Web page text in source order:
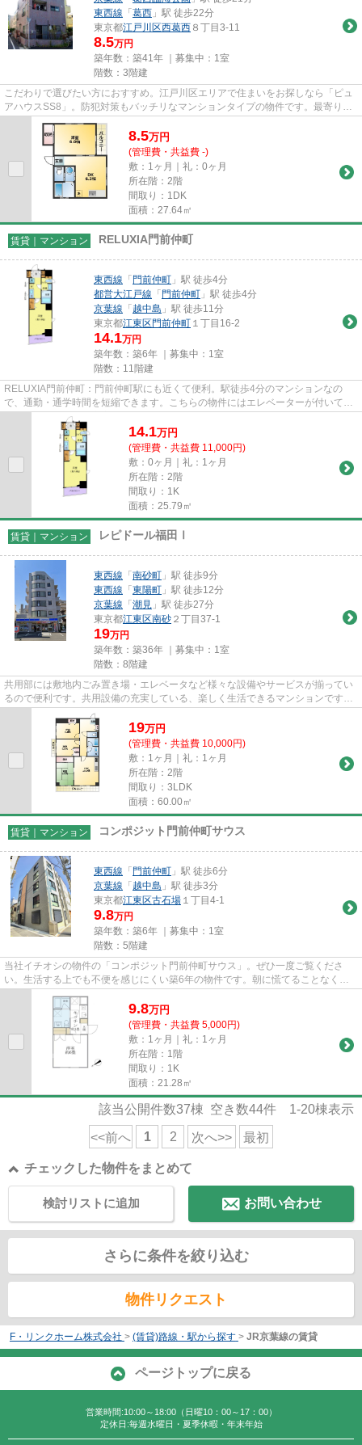
東西線 「 葛西 」駅 徒歩22分
東京都江戸川区西葛西 ８丁目3-11
8.5万円
築年数：築41年 ｜募集中： 1室
階数：3階建
こだわりで選びたい方におすすめ。江戸川区エリアで住まいをお探しなら「ピュ
アハウスSS8」。防犯対策もバッチリなマンションタイプの物件です。最寄りの
駅まで徒歩11分の物件です。築...
8.5万円
(管理費・共益費 -)
敷：1ヶ月｜礼：0ヶ月
所在階：2階
間取り：1DK
面積：27.64㎡
賃貸｜マンション RELUXIA門前仲町
東西線 「 門前仲町 」駅 徒歩4分
都営大江戸線 「 門前仲町 」駅 徒歩4分
京葉線 「 越中島 」駅 徒歩11分
東京都江東区門前仲町 １丁目16-2
14.1万円
築年数：築6年 ｜募集中： 1室
階数：11階建
RELUXIA門前仲町：門前仲町駅にも近くて便利。駅徒歩4分のマンションなの
で、通勤・通学時間を短縮できます。こちらの物件にはエレベーターが付いてい
ます。設備や外観が充実している...
14.1万円
(管理費・共益費 11,000円)
敷：0ヶ月｜礼：1ヶ月
所在階：2階
間取り：1K
面積：25.79㎡
賃貸｜マンション レピドール福田Ⅰ
東西線 「 南砂町 」駅 徒歩9分
東西線 「 東陽町 」駅 徒歩12分
京葉線 「 潮見 」駅 徒歩27分
東京都江東区南砂 ２丁目37-1
19万円
築年数：築36年 ｜募集中： 1室
階数：8階建
共用部には敷地内ごみ置き場・エレベータなど様々な設備やサービスが揃ってい
るので便利です。共用設備の充実している、楽しく生活できるマンションです。
駅から徒歩9分に立地する物件...
19万円
(管理費・共益費 10,000円)
敷：1ヶ月｜礼：1ヶ月
所在階：2階
間取り：3LDK
面積：60.00㎡
賃貸｜マンション コンポジット門前仲町サウス
東西線 「 門前仲町 」駅 徒歩6分
京葉線 「 越中島 」駅 徒歩3分
東京都江東区古石場 １丁目4-1
9.8万円
築年数：築6年 ｜募集中： 1室
階数：5階建
当社イチオシの物件の「コンポジット門前仲町サウス」。ぜひ一度ご覧くださ
い。生活する上でも不便を感じにくい築6年の物件です。朝に慌てることなく行
動するために駅から徒歩6分の駅...
9.8万円
(管理費・共益費 5,000円)
敷：1ヶ月｜礼：1ヶ月
所在階：1階
間取り：1K
面積：21.28㎡
該当公開件数37棟 空き数44件 1-20棟表示
<<前へ 1 2 次へ>> 最初
チェックした物件をまとめて
お問い合わせ
検討リストに追加
さらに条件を絞り込む
物件リクエスト
F・リンクホーム株式会社 > (賃貸)路線・駅から探す > JR京葉線の賃貸
ページトップに戻る
営業時間:10:00～18:00（日曜10：00～17：00）
定休日:毎週水曜日・夏季休暇・年末年始